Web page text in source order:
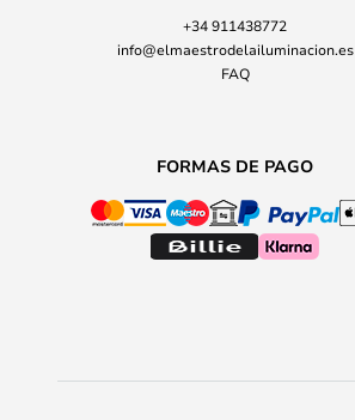
+34 911438772
info@elmaestrodelailuminacion.es
FAQ
FORMAS DE PAGO